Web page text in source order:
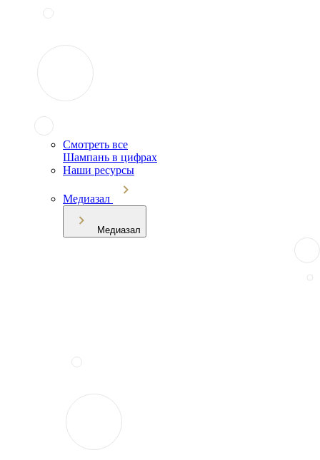
Смотреть все
Шампань в цифрах
Наши ресурсы
Медиазал
Медиазал